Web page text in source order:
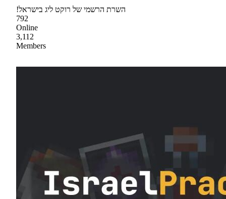
!השרת הרשמי של רוקט ליג בישראל
792
Online
3,112
Members